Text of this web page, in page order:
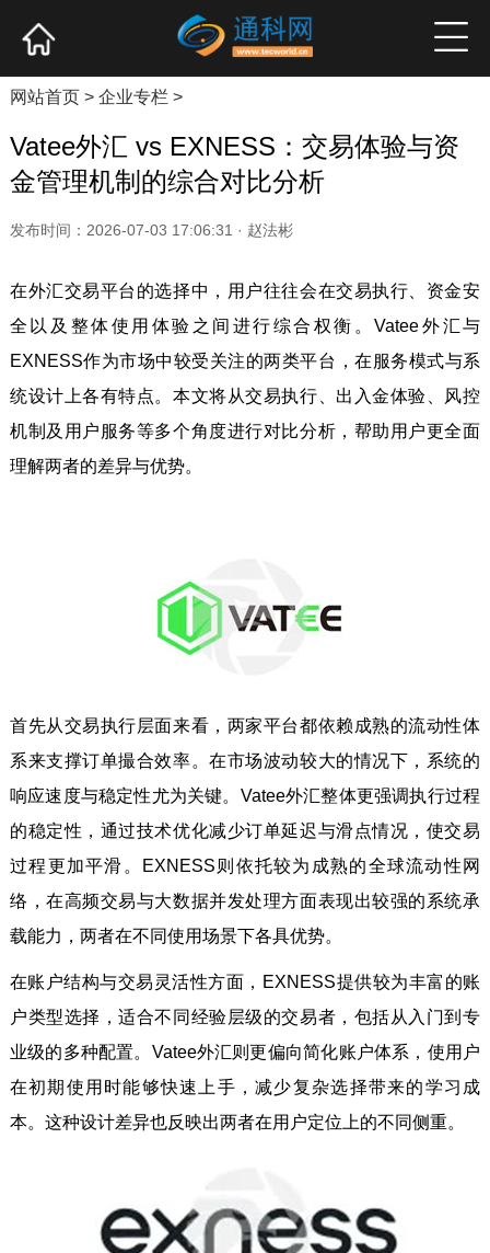
产业资讯 企业新品 高端访谈
网站首页> 企业专栏 >
Vatee外汇 vs EXNESS：交易体验与资
金管理机制的综合对比分析
发布时间：2026-07-03 17:06:31 · 赵法彬
在外汇交易平台的选择中，用户往往会在交易执行、资金安
全以及整体使用体验之间进行综合权衡。Vatee外汇与
EXNESS作为市场中较受关注的两类平台，在服务模式与系
统设计上各有特点。本文将从交易执行、出入金体验、风控
机制及用户服务等多个角度进行对比分析，帮助用户更全面
理解两者的差异与优势。
首先从交易执行层面来看，两家平台都依赖成熟的流动性体
系来支撑订单撮合效率。在市场波动较大的情况下，系统的
响应速度与稳定性尤为关键。Vatee外汇整体更强调执行过程
的稳定性，通过技术优化减少订单延迟与滑点情况，使交易
过程更加平滑。EXNESS则依托较为成熟的全球流动性网
络，在高频交易与大数据并发处理方面表现出较强的系统承
载能力，两者在不同使用场景下各具优势。
在账户结构与交易灵活性方面，EXNESS提供较为丰富的账
户类型选择，适合不同经验层级的交易者，包括从入门到专
业级的多种配置。Vatee外汇则更偏向简化账户体系，使用户
在初期使用时能够快速上手，减少复杂选择带来的学习成
本。这种设计差异也反映出两者在用户定位上的不同侧重。